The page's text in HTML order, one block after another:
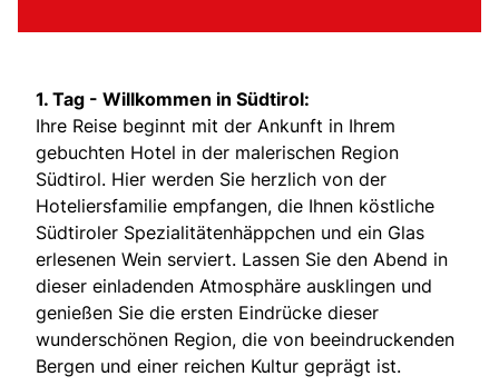
1. Tag - Willkommen in Südtirol:
Ihre Reise beginnt mit der Ankunft in Ihrem
gebuchten Hotel in der malerischen Region
Südtirol. Hier werden Sie herzlich von der
Hoteliersfamilie empfangen, die Ihnen köstliche
Südtiroler Spezialitätenhäppchen und ein Glas
erlesenen Wein serviert. Lassen Sie den Abend in
dieser einladenden Atmosphäre ausklingen und
genießen Sie die ersten Eindrücke dieser
wunderschönen Region, die von beeindruckenden
Bergen und einer reichen Kultur geprägt ist.